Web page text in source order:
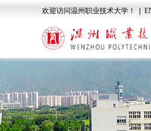
欢迎访问温州职业技术大学！